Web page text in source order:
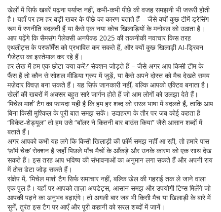
खेलों में सिर्फ खबरें पढ़ना पर्याप्त नहीं, कभी‑कभी पीछे की वजह समझनी भी जरूरी होती
है। यहाँ पर हम हर बड़ी खबर के पीछे का कारण बताते हैं – जैसे क्यों कुछ टीमें ड्रेसिंग
रूम में रणनीति बदलती हैं या कैसे एक नया कोच खिलाड़ियों के मनोबल को उठाता है।
आप पढ़ेंगे कि सैमसंग गैलेक्सी अनपैक्ड 2025 की तकनीकी नवाचार किस तरह
एथलीट्स के परफॉर्मेंस को प्रभावित कर सकते हैं, और क्यों कुछ खिलाड़ी AI‑ड्रिवन
गैजेट्स का इस्तेमाल कर रहे हैं।
हर लेख में हम एक छोटा ‘क्या करें?’ सेक्शन जोड़ते हैं – जैसे अगर आप किसी टीम के
फैंस हैं तो कौन से सोशल मीडिया ग्रुप में जुड़ें, या कैसे अपने दोस्त को मैच देखते समय
मज़ेदार क्विज़ बना सकते हैं। यह सिर्फ जानकारी नहीं, बल्कि आपको एक्टिव बनाता है।
खेलों की खबरों में अक्सर बहुत सारे जार्गन होते हैं जो आम लोगों को उलझा देते हैं।
‘मिचेल मार्श’ टैग का फायदा यही है कि हम हर शब्द को सरल भाषा में बदलते हैं, ताकि आप
बिना किसी मुश्किल के पूरी बात समझ सकें। उदाहरण के तौर पर जब कोई कहता है
“विकेट‑शेड्यूल” तो हम उसे “बॉलर ने कितनी बार बाउंस किया” जैसे आसान शब्दों में
बताते हैं।
अगर आपको कभी यह लगे कि किसी खिलाड़ी की फ़ॉर्म समझ नहीं आ रही, तो हमारे पास
‘फ़ॉर्म चेक’ सेक्शन है जहाँ पिछले पाँच मैचों के आँकड़े और उनके कारण को एक साथ देख
सकते हैं। इस तरह आप भविष्य की संभावनाओं का अनुमान लगा सकते हैं और अपनी राय
में ठोस डेटा जोड़ सकते हैं।
संक्षेप में, ‘मिचेल मार्श’ टैग सिर्फ समाचार नहीं, बल्कि खेल की गहराई तक ले जाने वाला
एक पुल है। यहाँ पर आपको ताज़ा अपडेट्स, आसान समझ और उपयोगी टिप्स मिलेंगे जो
आपकी पढ़ने का अनुभव बढ़ाएंगे। तो अगली बार जब भी किसी मैच या खिलाड़ी के बारे में
सुनेँ, तुरंत इस टैग पर आएँ और पूरी कहानी को सरल शब्दों में जानें।